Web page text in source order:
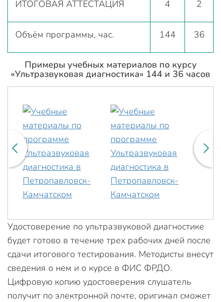
ИТОГОВАЯ АТТЕСТАЦИЯ 4 2
Объём программы, час. 144 36
Примеры учебных материалов по курсу
«Ультразвуковая диагностика» 144 и 36 часов
Удостоверение по ультразвуковой диагностике
будет готово в течение трех рабочих дней после
сдачи итогового тестирования. Методисты внесут
сведения о нем и о курсе в ФИС ФРДО.
Цифровую копию удостоверения слушатель
получит по электронной почте, оригинал сможет